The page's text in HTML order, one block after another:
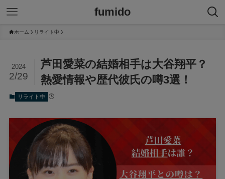
fumido
ホーム リライト中
芦田愛菜の結婚相手は大谷翔平？
熱愛情報や歴代彼氏の噂3選！
2024
2/29
リライト中